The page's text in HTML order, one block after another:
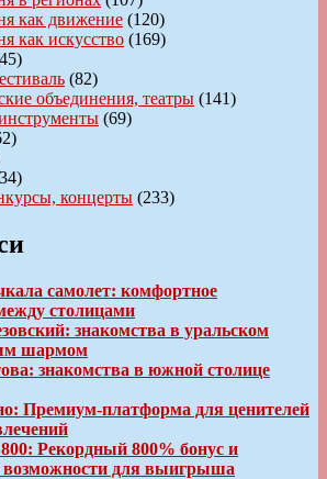
как движение (120)
как искусство (169)
(82)
объединения, театры (141)
(69)
концерты (233)
самолет: комфортное
столицами
знакомства в уральском
шармом
знакомства в южной столице
Премиум-платформа для ценителей
Рекордный 800% бонус и
возможности для выигрыша